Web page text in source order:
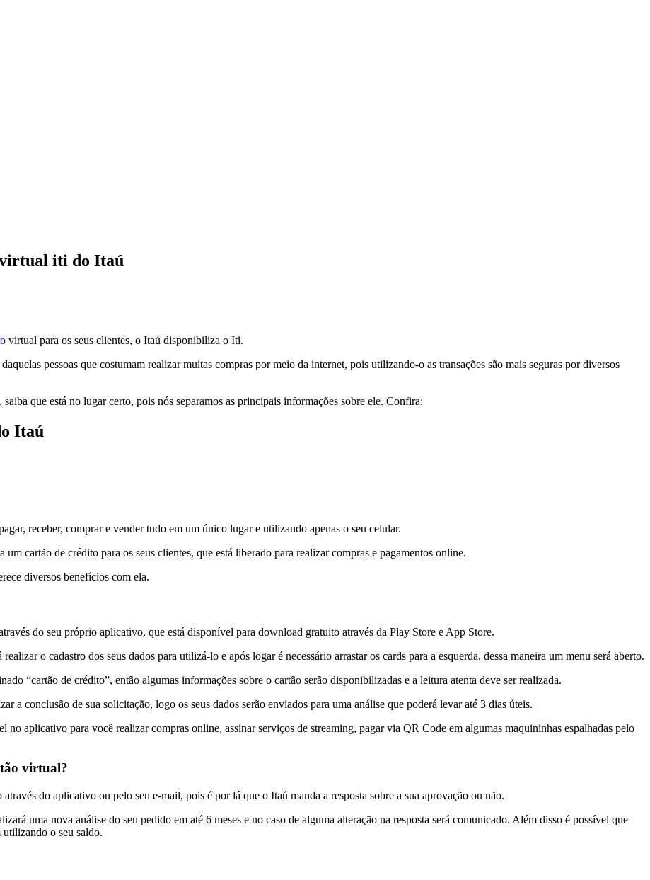
virtual iti do Itaú
virtual para os seus clientes, o Itaú disponibiliza o Iti.
pessoas que costumam realizar muitas compras por meio da internet, pois utilizando-o as transações são mais seguras por diversos
que está no lugar certo, pois nós separamos as principais informações sobre ele. Confira:
Itaú
receber, comprar e vender tudo em um único lugar e utilizando apenas o seu celular.
cartão de crédito para os seus clientes, que está liberado para realizar compras e pagamentos online.
diversos benefícios com ela.
do seu próprio aplicativo, que está disponível para download gratuito através da Play Store e App Store.
o cadastro dos seus dados para utilizá-lo e após logar é necessário arrastar os cards para a esquerda, dessa maneira um menu será aberto.
“cartão de crédito”, então algumas informações sobre o cartão serão disponibilizadas e a leitura atenta deve ser realizada.
a conclusão de sua solicitação, logo os seus dados serão enviados para uma análise que poderá levar até 3 dias úteis.
aplicativo para você realizar compras online, assinar serviços de streaming, pagar via QR Code em algumas maquininhas espalhadas pelo
virtual?
do aplicativo ou pelo seu e-mail, pois é por lá que o Itaú manda a resposta sobre a sua aprovação ou não.
uma nova análise do seu pedido em até 6 meses e no caso de alguma alteração na resposta será comunicado. Além disso é possível que
o seu saldo.